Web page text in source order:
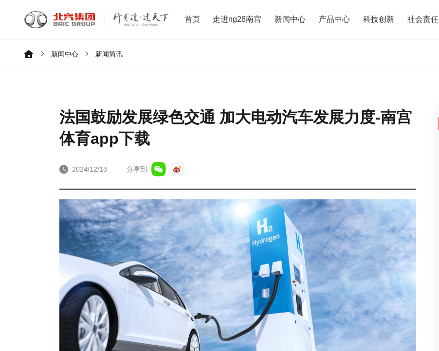
首页 走进ng28南宫 新闻中心 产品中心 科技创新 社会责任
新闻中心 新闻简讯
法国鼓励发展绿色交通 加大电动汽车发展力度-南宫
体育app下载
2024/12/18 分享到